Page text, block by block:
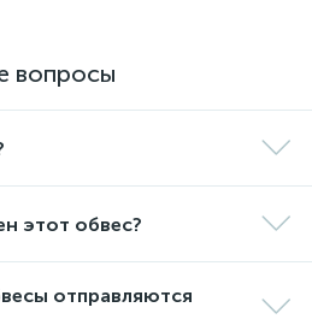
вопросы
этот обвес?
отправляются